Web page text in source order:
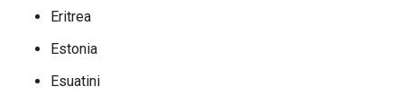
Eritrea
Estonia
Esuatini